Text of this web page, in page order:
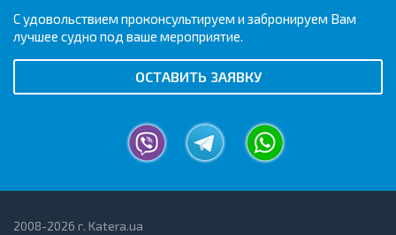
С удовольствием проконсультируем и забронируем Вам
лучшее судно под ваше мероприятие.
ОСТАВИТЬ ЗАЯВКУ
2008-2026 г. Katera.ua